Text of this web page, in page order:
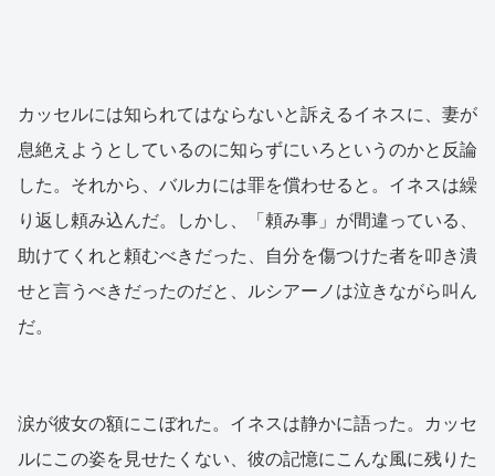
カッセルには知られてはならないと訴えるイネスに、妻が
息絶えようとしているのに知らずにいろというのかと反論
した。それから、バルカには罪を償わせると。イネスは繰
り返し頼み込んだ。しかし、「頼み事」が間違っている、
助けてくれと頼むべきだった、自分を傷つけた者を叩き潰
せと言うべきだったのだと、ルシアーノは泣きながら叫ん
だ。
涙が彼女の額にこぼれた。イネスは静かに語った。カッセ
ルにこの姿を見せたくない、彼の記憶にこんな風に残りた